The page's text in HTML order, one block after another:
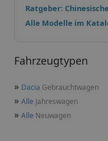
Ratgeber:
Alle Modelle im
Fahrzeugtypen
» Dacia Gebrauchtwagen
» Alle Jahreswagen
» Alle Neuwagen